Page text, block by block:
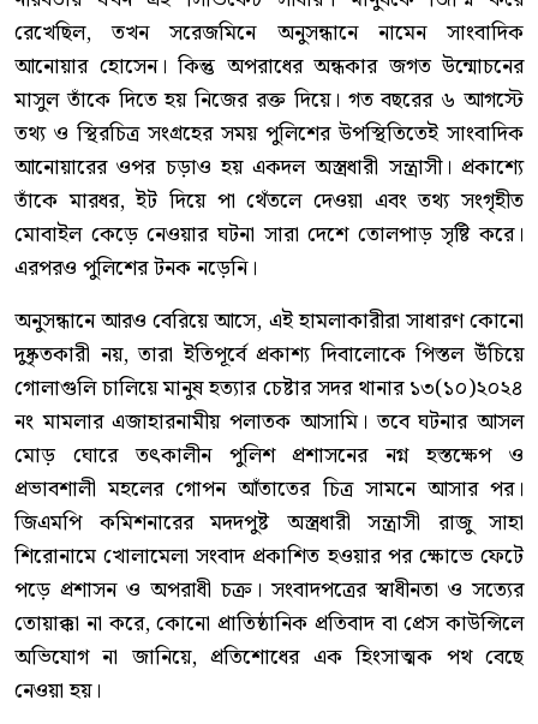
রেখেছিল, তখন সরেজমিনে অনুসন্ধানে নামেন সাংবাদিক
আনোয়ার হোসেন। কিন্তু অপরাধের অন্ধকার জগত উন্মোচনের
মাসুল তাঁকে দিতে হয় নিজের রক্ত দিয়ে। গত বছরের ৬ আগস্টে
তথ্য ও স্থিরচিত্র সংগ্রহের সময় পুলিশের উপস্থিতিতেই সাংবাদিক
আনোয়ারের ওপর চড়াও হয় একদল অস্ত্রধারী সন্ত্রাসী। প্রকাশ্যে
তাঁকে মারধর, ইট দিয়ে পা থেঁতলে দেওয়া এবং তথ্য সংগৃহীত
মোবাইল কেড়ে নেওয়ার ঘটনা সারা দেশে তোলপাড় সৃষ্টি করে।
এরপরও পুলিশের টনক নড়েনি।
অনুসন্ধানে আরও বেরিয়ে আসে, এই হামলাকারীরা সাধারণ কোনো
দুষ্কৃতকারী নয়, তারা ইতিপূর্বে প্রকাশ্য দিবালোকে পিস্তল উঁচিয়ে
গোলাগুলি চালিয়ে মানুষ হত্যার চেষ্টার সদর থানার ১৩(১০)২০২৪
নং মামলার এজাহারনামীয় পলাতক আসামি। তবে ঘটনার আসল
মোড় ঘোরে তৎকালীন পুলিশ প্রশাসনের নগ্ন হস্তক্ষেপ ও
প্রভাবশালী মহলের গোপন আঁতাতের চিত্র সামনে আসার পর।
জিএমপি কমিশনারের মদদপুষ্ট অস্ত্রধারী সন্ত্রাসী রাজু সাহা
শিরোনামে খোলামেলা সংবাদ প্রকাশিত হওয়ার পর ক্ষোভে ফেটে
পড়ে প্রশাসন ও অপরাধী চক্র। সংবাদপত্রের স্বাধীনতা ও সত্যের
তোয়াক্কা না করে, কোনো প্রাতিষ্ঠানিক প্রতিবাদ বা প্রেস কাউন্সিলে
অভিযোগ না জানিয়ে, প্রতিশোধের এক হিংসাত্মক পথ বেছে
নেওয়া হয়।